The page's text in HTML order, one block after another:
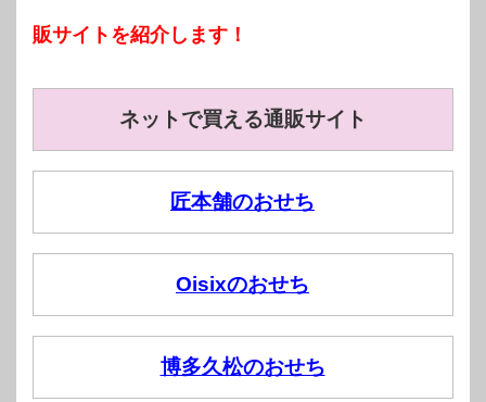
販サイトを紹介します！
ネットで買える通販サイト
匠本舗のおせち
Oisixのおせち
博多久松のおせち